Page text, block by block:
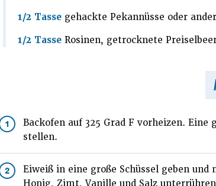
1/2 Tasse gehackte Pekannüsse oder
1/2 Tasse Rosinen, getrocknete
1
Backofen auf 325 Grad F vorheizen.
stellen.
2
Eiweiß in eine große Schüssel geben
Honig, Zimt, Vanille und Salz